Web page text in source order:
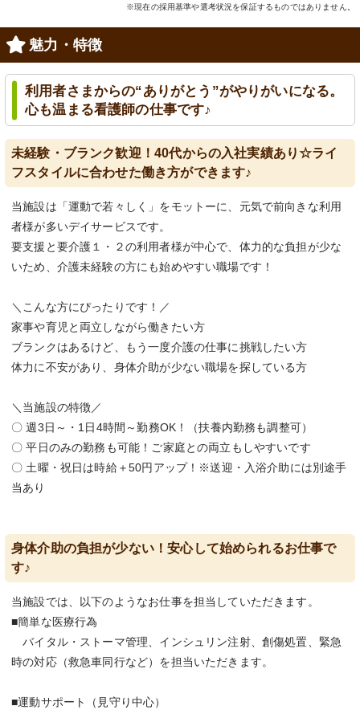
※現在の採用基準や選考状況を保証するものではありません。
魅力・特徴
利用者さまからの“ありがとう”がやりがいになる。
心も温まる看護師の仕事です♪
未経験・ブランク歓迎！40代からの入社実績あり☆ライ
フスタイルに合わせた働き方ができます♪
当施設は「運動で若々しく」をモットーに、元気で前向きな利用
者様が多いデイサービスです。
要支援と要介護１・２の利用者様が中心で、体力的な負担が少な
いため、介護未経験の方にも始めやすい職場です！
＼こんな方にぴったりです！／
家事や育児と両立しながら働きたい方
ブランクはあるけど、もう一度介護の仕事に挑戦したい方
体力に不安があり、身体介助が少ない職場を探している方
＼当施設の特徴／
〇 週3日～・1日4時間～勤務OK！（扶養内勤務も調整可）
〇 平日のみの勤務も可能！ご家庭との両立もしやすいです
〇 土曜・祝日は時給＋50円アップ！※送迎・入浴介助には別途手
当あり
身体介助の負担が少ない！安心して始められるお仕事で
す♪
当施設では、以下のようなお仕事を担当していただきます。
■簡単な医療行為
バイタル・ストーマ管理、インシュリン注射、創傷処置、緊急
時の対応（救急車同行など）を担当いただきます。
■運動サポート（見守り中心）